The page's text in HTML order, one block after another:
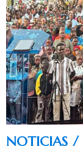
NOTICIAS